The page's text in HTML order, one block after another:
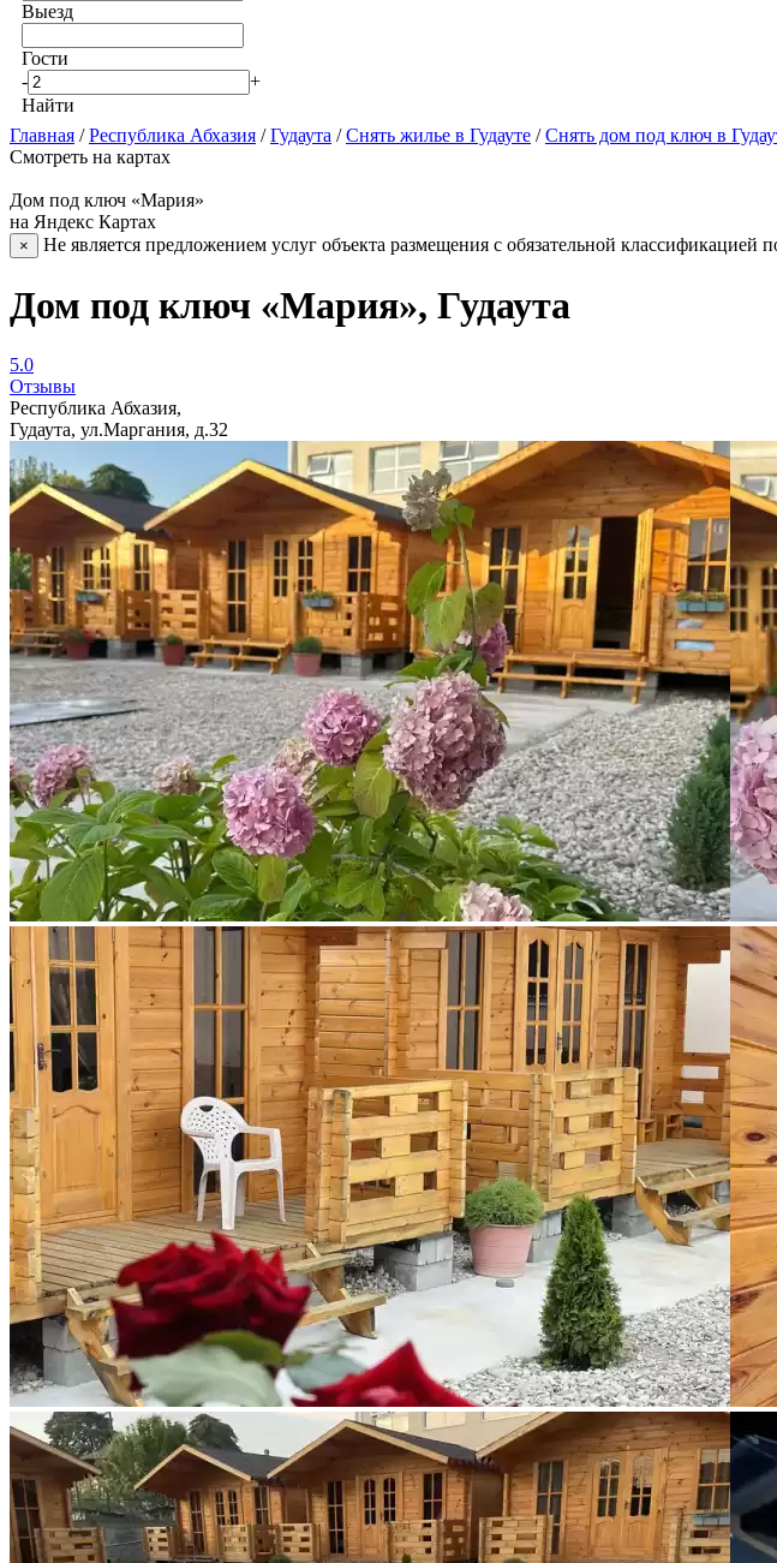
Выезд
Гости
-
+
Найти
Главная /Республика Абхазия /Гудаута /Снять жилье в Гудауте /Снять дом под ключ в
Смотреть на картах
Дом под ключ «Мария»
на Яндекс Картах
× Не является предложением услуг объекта размещения с обязательной классификацией
Дом под ключ «Мария», Гудаута
5.0
Отзывы
Республика Абхазия,
Гудаута, ул.Маргания, д.32